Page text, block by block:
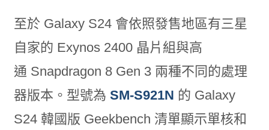
至於 Galaxy S24 會依照發售地區有三星
自家的 Exynos 2400 晶片組與高
通 Snapdragon 8 Gen 3 兩種不同的處理
器版本。型號為 SM-S921N 的 Galaxy
S24 韓國版 Geekbench 清單顯示單核和